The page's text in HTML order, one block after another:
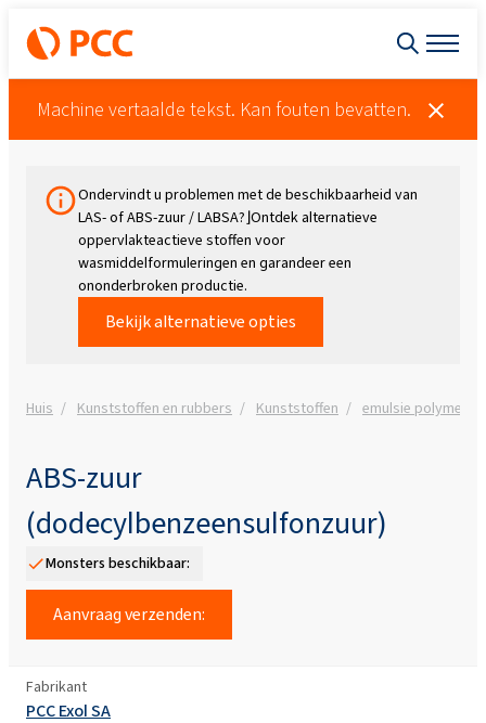
Machine vertaalde tekst. Kan fouten bevatten.
Ondervindt u problemen met de beschikbaarheid van
LAS- of ABS-zuur / LABSA?⌋Ontdek alternatieve
oppervlakteactieve stoffen voor
wasmiddelformuleringen en garandeer een
ononderbroken productie.
Bekijk alternatieve opties
Huis Kunststoffen en rubbers Kunststoffen emulsie
ABS-zuur
(dodecylbenzeensulfonzuur)
Monsters beschikbaar:
Aanvraag verzenden:
Fabrikant
PCC Exol SA